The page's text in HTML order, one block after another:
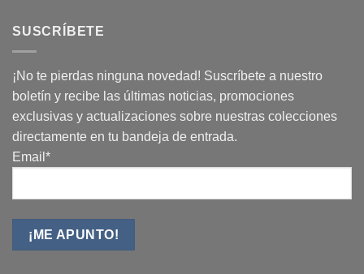
SUSCRÍBETE
¡No te pierdas ninguna novedad! Suscríbete a nuestro
boletín y recibe las últimas noticias, promociones
exclusivas y actualizaciones sobre nuestras colecciones
directamente en tu bandeja de entrada.
Email*